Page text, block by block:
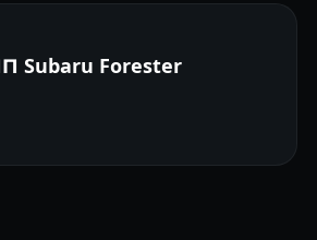
Subaru Forester